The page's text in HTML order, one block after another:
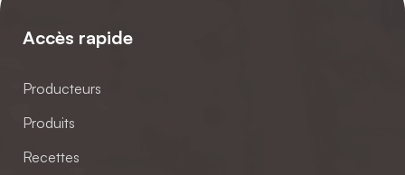
Accès rapide
Producteurs
Produits
Recettes